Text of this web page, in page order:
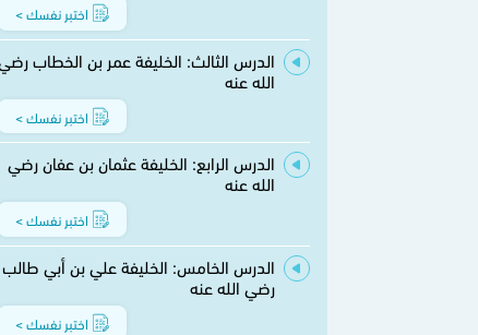
اختبر نفسك >
الدرس الثالث: الخليفة عمر بن الخطاب
الله عنه
اختبر نفسك >
الدرس الرابع: الخليفة عثمان بن عفان رضي
الله عنه
اختبر نفسك >
الدرس الخامس: الخليفة علي بن أبي طالب
رضي الله عنه
اختبر نفسك >